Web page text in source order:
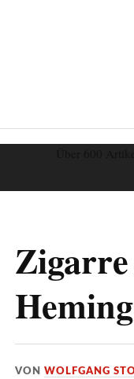
VONWOLFGANG